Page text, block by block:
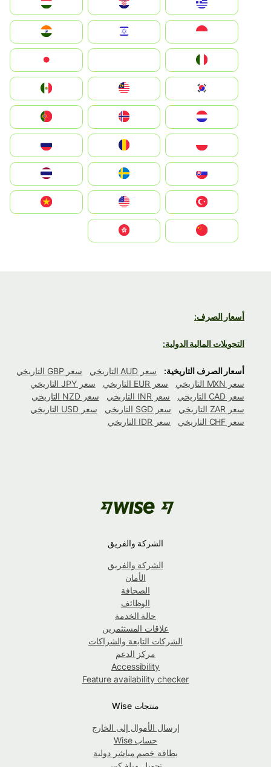
Hrvatska
Magyarország
Indonesia
South Korea
Nederland
Portugal
România
Slovensko
United States
Vietnam
أسعار الصرف:
التحويلات المالية الدولية:
أسعار الصرف التاريخية: سعر AUD التاريخي
سعر GBP التاريخي
سعر MXN التاريخي
سعر EUR التاريخي
سعر JPY التاريخي
سعر CAD التاريخي
سعر INR التاريخي
سعر NZD التاريخي
سعر ZAR التاريخي
سعر SGD التاريخي
سعر USD التاريخي
سعر CHF التاريخي
سعر IDR التاريخي
الشركة والفريق
الشركة والفريق
الأمان
الصحافة
الوظائف
حالة الخدمة
علاقات المستثمرين
الشركات التابعة والشراكات
مركز الدعم
Accessibility
Feature availability checker
منتجات Wise
إرسال الأموال إلى الخارج
حساب Wise
بطاقة خصم مباشر دولية